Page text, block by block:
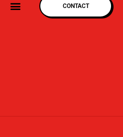
CONTACT